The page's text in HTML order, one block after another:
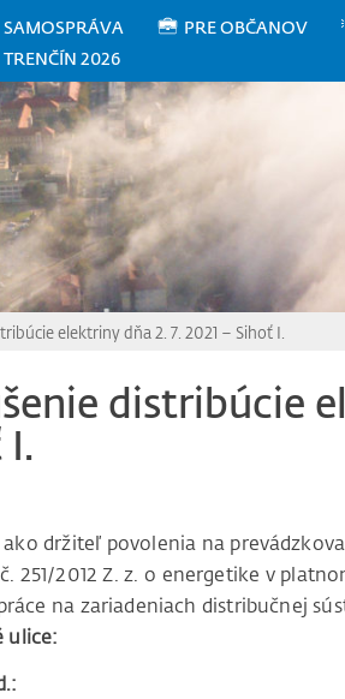
SAMOSPRÁVA PRE OBČANOV
TRENČÍN 2026
elektriny dňa 2. 7. 2021 – Sihoť I.
distribúcie
I.
držiteľ povolenia na
251/2012 Z. z. o energetike v
na zariadeniach distribučnej
ulice: